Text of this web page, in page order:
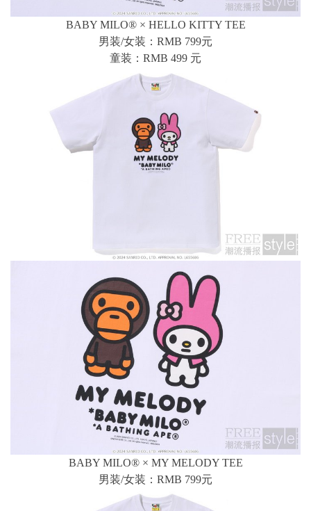
BABY MILO® × HELLO KITTY TEE
男装/女装：RMB 799元
童装：RMB 499 元
BABY MILO® × MY MELODY TEE
男装/女装：RMB 799元